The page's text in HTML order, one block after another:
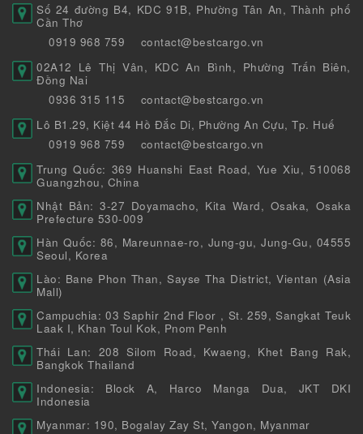
Số 24 đường B4, KDC 91B, Phường Tân An, Thành phố
Cần Thơ
0919 968 759
contact@bestcargo.vn
02A12 Lê Thị Vân, KDC An Bình, Phường Trấn Biên,
Đồng Nai
0936 315 115
contact@bestcargo.vn
Lô B1.29, Kiệt 44 Hồ Đắc Di, Phường An Cựu, Tp. Huế
0919 968 759
contact@bestcargo.vn
Trung Quốc: 369 Huanshi East Road, Yue Xiu, 510068
Guangzhou, China
Nhật Bản: 3-27 Doyamacho, Kita Ward, Osaka, Osaka
Prefecture 530-009
Hàn Quốc: 86, Mareunnae-ro, Jung-gu, Jung-Gu, 04555
Seoul, Korea
Lào: Bane Phon Than, Sayse Tha District, Vientan (Asia
Mall)
Campuchia: 03 Saphir 2nd Floor , St. 259, Sangkat Teuk
Laak I, Khan Toul Kok, Pnom Penh
Thái Lan: 208 Silom Road, Kwaeng, Khet Bang Rak,
Bangkok Thailand
Indonesia: Block A, Harco Manga Dua, JKT DKI
Indonesia
Myanmar: 190, Bogalay Zay St, Yangon, Myanmar